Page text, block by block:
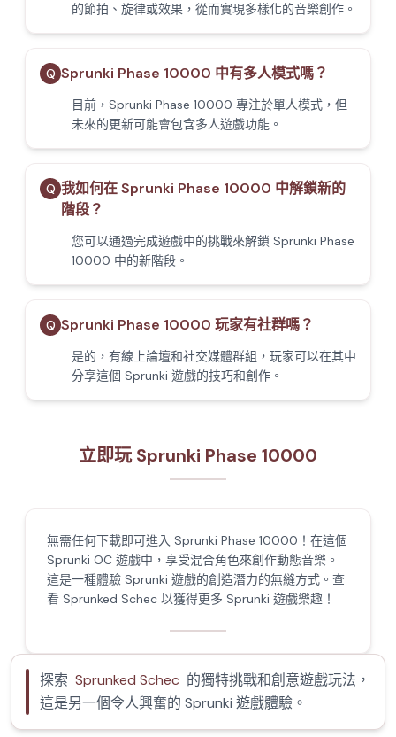
的節拍、旋律或效果，從而實現多樣化的音樂創作。
Q Sprunki Phase 10000 中有多人模式嗎？
目前，Sprunki Phase 10000 專注於單人模式，但
未來的更新可能會包含多人遊戲功能。
Q 我如何在 Sprunki Phase 10000 中解鎖新的
階段？
您可以通過完成遊戲中的挑戰來解鎖 Sprunki Phase
10000 中的新階段。
Q Sprunki Phase 10000 玩家有社群嗎？
是的，有線上論壇和社交媒體群組，玩家可以在其中
分享這個 Sprunki 遊戲的技巧和創作。
立即玩 Sprunki Phase 10000
無需任何下載即可進入 Sprunki Phase 10000！在這個
Sprunki OC 遊戲中，享受混合角色來創作動態音樂。
這是一種體驗 Sprunki 遊戲的創造潛力的無縫方式。查
看 Sprunked Schec 以獲得更多 Sprunki 遊戲樂趣！
探索 Sprunked Schec 的獨特挑戰和創意遊戲玩法，
這是另一個令人興奮的 Sprunki 遊戲體驗。